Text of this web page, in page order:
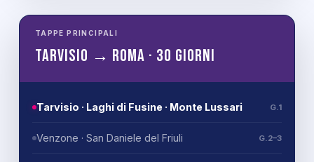
TAPPE PRINCIPALI
Tarvisio → Roma · 30 giorni
Tarvisio · Laghi di Fusine · Monte Lussari G.1
Venzone · San Daniele del Friuli G.2–3